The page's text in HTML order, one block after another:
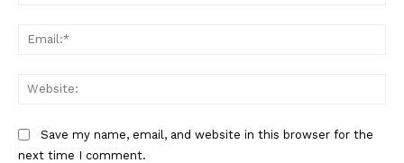
Save my name, email, and website in this browser for the
next time I comment.